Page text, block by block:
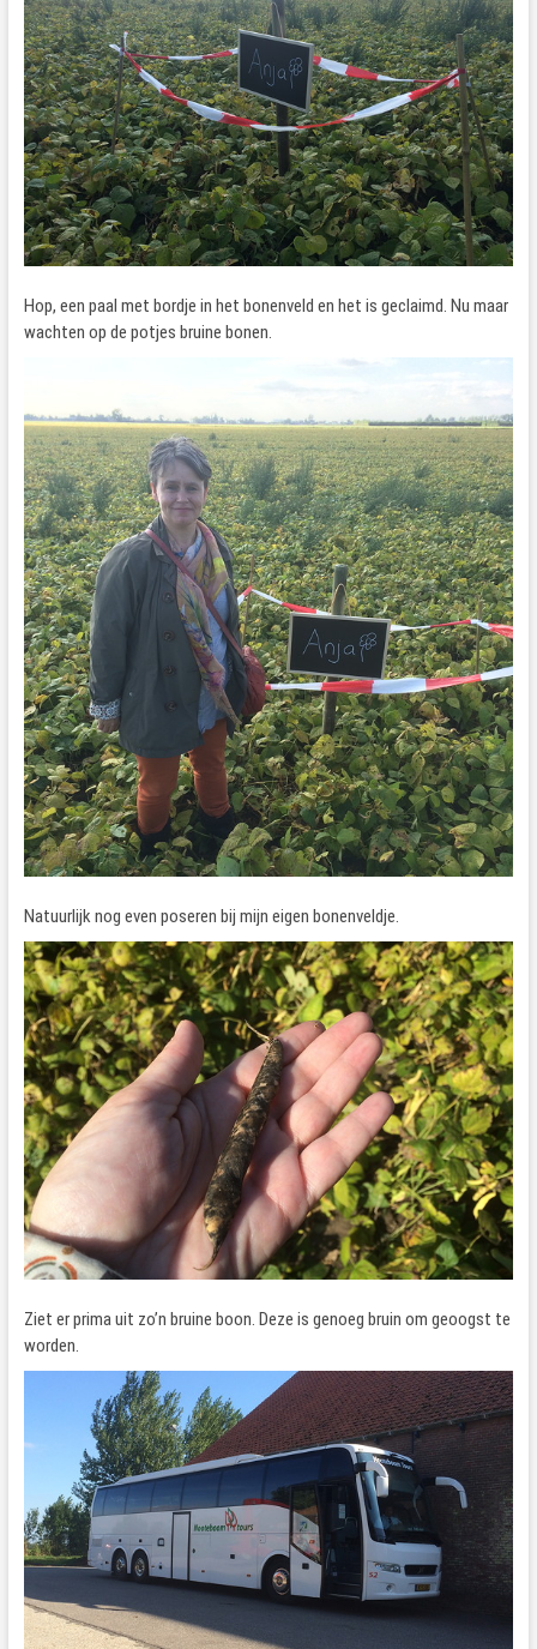
Hop, een paal met bordje in het bonenveld en het is geclaimd. Nu maar
wachten op de potjes bruine bonen.
Natuurlijk nog even poseren bij mijn eigen bonenveldje.
Ziet er prima uit zo’n bruine boon. Deze is genoeg bruin om geoogst te
worden.